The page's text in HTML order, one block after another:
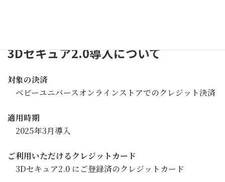
3Dセキュア2.0導入について
対象の決済
ベビーユニバースオンラインストアでのクレジット決済
適用時期
2025年3月導入
ご利用いただけるクレジットカード
3Dセキュア2.0 にご登録済のクレジットカード